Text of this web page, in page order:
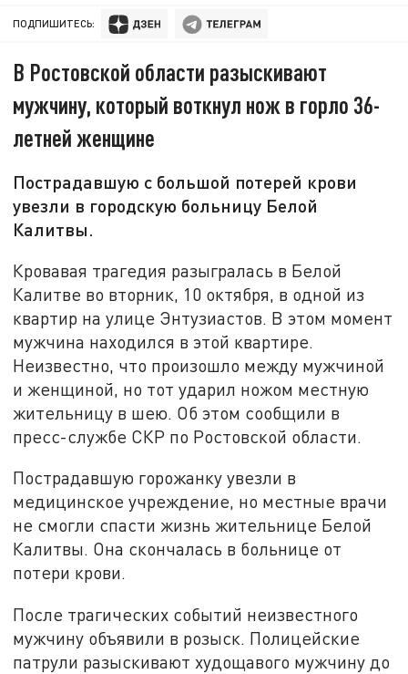
ПОДПИШИТЕСЬ:
В Ростовской области разыскивают
мужчину, который воткнул нож в горло 36-
летней женщине
Пострадавшую с большой потерей крови
увезли в городскую больницу Белой
Калитвы.
Кровавая трагедия разыгралась в Белой
Калитве во вторник, 10 октября, в одной из
квартир на улице Энтузиастов. В этом момент
мужчина находился в этой квартире.
Неизвестно, что произошло между мужчиной
и женщиной, но тот ударил ножом местную
жительницу в шею. Об этом сообщили в
пресс-службе СКР по Ростовской области.
Пострадавшую горожанку увезли в
медицинское учреждение, но местные врачи
не смогли спасти жизнь жительнице Белой
Калитвы. Она скончалась в больнице от
потери крови.
После трагических событий неизвестного
мужчину объявили в розыск. Полицейские
патрули разыскивают худощавого мужчину до